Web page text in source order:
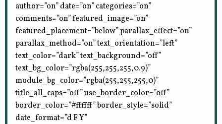
author=”on” date=”on” categories=”on”
comments=”on” featured_image=”on”
featured_placement=”below” parallax_effect=”on”
parallax_method=”on” text_orientation=”left”
text_color=”dark” text_background=”off”
text_bg_color=”rgba(255,255,255,0.9)”
module_bg_color=”rgba(255,255,255,0)”
title_all_caps=”off” use_border_color=”off”
border_color=”#ffffff” border_style=”solid”
date_format=”d F Y”